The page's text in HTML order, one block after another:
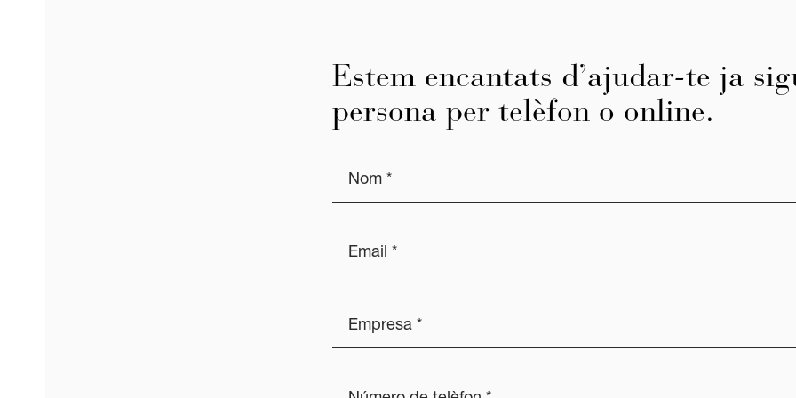
Estem encantats d’ajudar-te ja
persona per telèfon o online.